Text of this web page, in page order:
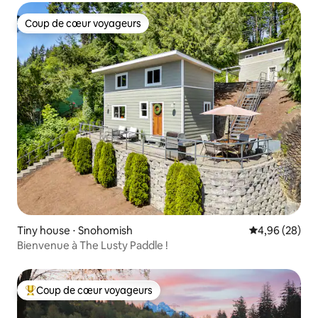
Coup de cœur voyageurs
Coup de cœur voyageurs
Tiny house ⋅ Snohomish Évaluation
4,96 (28)
Bienvenue à The Lusty Paddle !
Coups de cœur voyageurs les plus appréciés
Coup de cœur voyageurs